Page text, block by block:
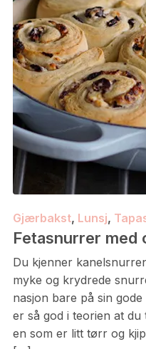
Gjærbakst, Lunsj,
Fetasnurrer med
Du kjenner
myke og krydrede
nasjon bare på sin
er så god i teorien at du
en som er litt tørr og